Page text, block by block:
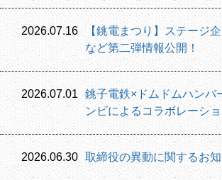
2026.07.16 【銚電まつり】ステージ
など第二弾情報公開！
2026.07.01 銚子電鉄×ドムドムハンバ
ンビによるコラボレーシ
2026.06.30 取締役の異動に関するお